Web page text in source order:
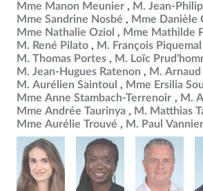
Mme Manon Meunier
M. Jean-
Mme Sandrine Nosbé
Mme Danièle
Mme Nathalie Oziol
Mme Mathilde
M. René Pilato
M. François Piquemal
M. Thomas Portes
M. Loïc
M. Jean-Hugues Ratenon
M.
M. Aurélien Saintoul
Mme Ersilia
Mme Anne Stambach-Terrenoir
M.
Mme Andrée Taurinya
M. Matthias
Mme Aurélie Trouvé
M. Paul Vannier